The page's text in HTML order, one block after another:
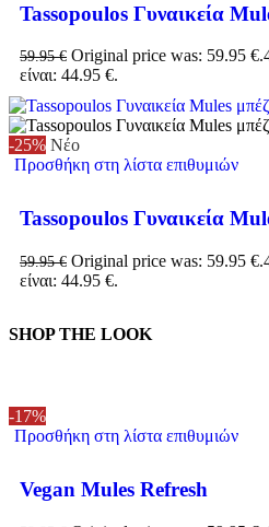
Tassopoulos Γυναικεία
59.95€ Original price was: 59.95 €.
είναι: 44.95 €.
-25% Νέο
Προσθήκη στη λίστα επιθυμιών
Tassopoulos Γυναικεία
59.95€ Original price was: 59.95 €.
είναι: 44.95 €.
SHOP THE LOOK
-17%
Προσθήκη στη λίστα επιθυμιών
Vegan Mules Refresh